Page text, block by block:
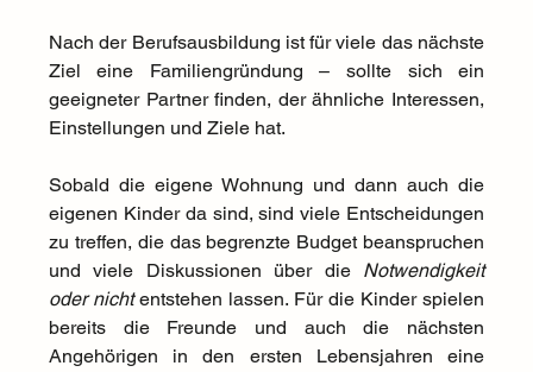
Nach der Berufsausbildung ist für viele das nächste
Ziel eine Familiengründung – sollte sich ein
geeigneter Partner finden, der ähnliche Interessen,
Einstellungen und Ziele hat.
Sobald die eigene Wohnung und dann auch die
eigenen Kinder da sind, sind viele Entscheidungen
zu treffen, die das begrenzte Budget beanspruchen
und viele Diskussionen über die Notwendigkeit
oder nicht entstehen lassen. Für die Kinder spielen
bereits die Freunde und auch die nächsten
Angehörigen in den ersten Lebensjahren eine